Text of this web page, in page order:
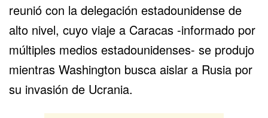
reunió con la delegación estadounidense de
alto nivel, cuyo viaje a Caracas -informado por
múltiples medios estadounidenses- se produjo
mientras Washington busca aislar a Rusia por
su invasión de Ucrania.